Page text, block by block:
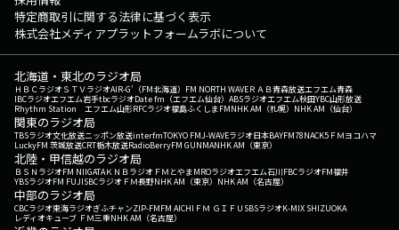
特定商取引に関する法律に基づく表示
株式会社メディアプラットフォームラボについて
北海道・東北のラジオ局
ＨＢＣラジオＳＴＶラジオAIR-G'（FM北海道） FM NORTH WAVEＲＡＢ青森放送エフエム青森
IBCラジオエフエム岩手tbcラジオDate fm（エフエム仙台） ABSラジオエフエム秋田YBC山形放送
Rhythm Station エフエム山形RFCラジオ福島ふくしまFMNHK AM（札幌） NHK AM（仙台）
関東のラジオ局
TBSラジオ文化放送ニッポン放送interfmTOKYO FMJ-WAVEラジオ日本BAYFM78NACK5 ＦＭヨコハマ
LuckyFM 茨城放送CRT栃木放送RadioBerryFM GUNMANHK AM（東京）
北陸・甲信越のラジオ局
ＢＳＮラジオFM NIIGATAＫＮＢラジオ ＦＭとやまMROラジオエフエム石川FBCラジオFM福井
YBSラジオFM FUJISBCラジオ ＦＭ長野NHK AM（東京） NHK AM（名古屋）
中部のラジオ局
CBCラジオ東海ラジオぎふチャンZIP-FMFM AICHI ＦＭ ＧＩＦＵ SBSラジオK-MIX SHIZUOKA
レディオキューブ ＦＭ三重NHK AM（名古屋）